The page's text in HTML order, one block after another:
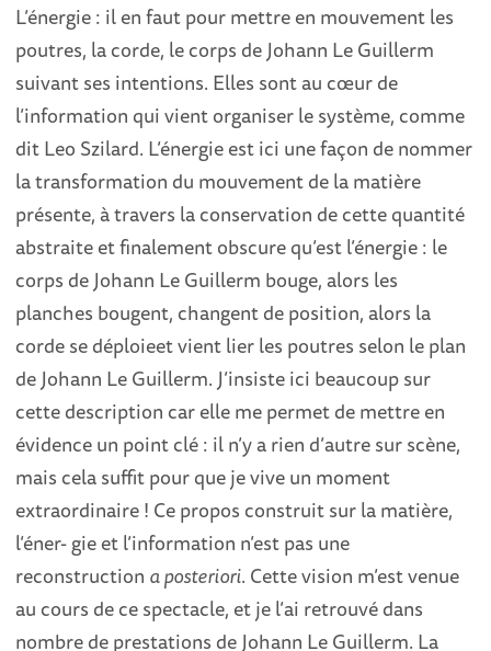
L’énergie : il en faut pour mettre en mouvement les
poutres, la corde, le corps de Johann Le Guillerm
suivant ses intentions. Elles sont au cœur de
l’information qui vient organiser le système, comme
dit Leo Szilard. L’énergie est ici une façon de nommer
la transformation du mouvement de la matière
présente, à travers la conservation de cette quantité
abstraite et finalement obscure qu’est l’énergie : le
corps de Johann Le Guillerm bouge, alors les
planches bougent, changent de position, alors la
corde se déploieet vient lier les poutres selon le plan
de Johann Le Guillerm. J’insiste ici beaucoup sur
cette description car elle me permet de mettre en
évidence un point clé : il n’y a rien d’autre sur scène,
mais cela suffit pour que je vive un moment
extraordinaire ! Ce propos construit sur la matière,
l’éner- gie et l’information n’est pas une
reconstruction a posteriori. Cette vision m’est venue
au cours de ce spectacle, et je l’ai retrouvé dans
nombre de prestations de Johann Le Guillerm. La